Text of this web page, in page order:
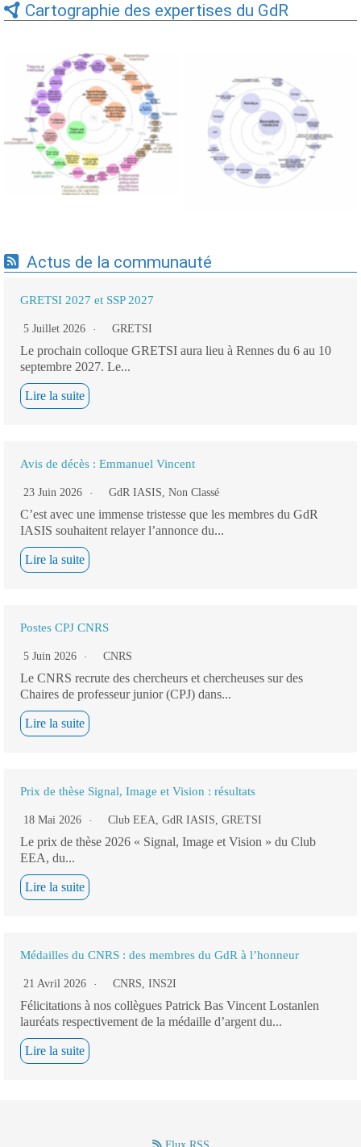
Cartographie des expertises du GdR
Expertises du GdR -
cartographie par Axes -
19/09/2025
Expertises du GdR -
cartographie par mots-clés
applicatifs - 19/09/2025
Actus de la communauté
GRETSI 2027 et SSP 2027
5 Juillet 2026 GRETSI
Le prochain colloque GRETSI aura lieu à Rennes du 6 au 10
septembre 2027. Le...
Lire la suite
Avis de décès : Emmanuel Vincent
23 Juin 2026 GdR IASIS, Non Classé
C’est avec une immense tristesse que les membres du GdR
IASIS souhaitent relayer l’annonce du...
Lire la suite
Postes CPJ CNRS
5 Juin 2026 CNRS
Le CNRS recrute des chercheurs et chercheuses sur des
Chaires de professeur junior (CPJ) dans...
Lire la suite
Prix de thèse Signal, Image et Vision : résultats
18 Mai 2026 Club EEA, GdR IASIS, GRETSI
Le prix de thèse 2026 « Signal, Image et Vision » du Club
EEA, du...
Lire la suite
Médailles du CNRS : des membres du GdR à l’honneur
21 Avril 2026 CNRS, INS2I
Félicitations à nos collègues Patrick Bas Vincent Lostanlen
lauréats respectivement de la médaille d’argent du...
Lire la suite